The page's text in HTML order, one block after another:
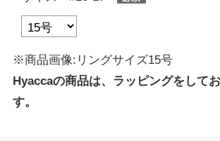
※商品画像:リングサイズ15号
Hyaccaの商品は、ラッピングをして
す。